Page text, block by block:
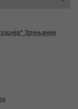
Зрењанин